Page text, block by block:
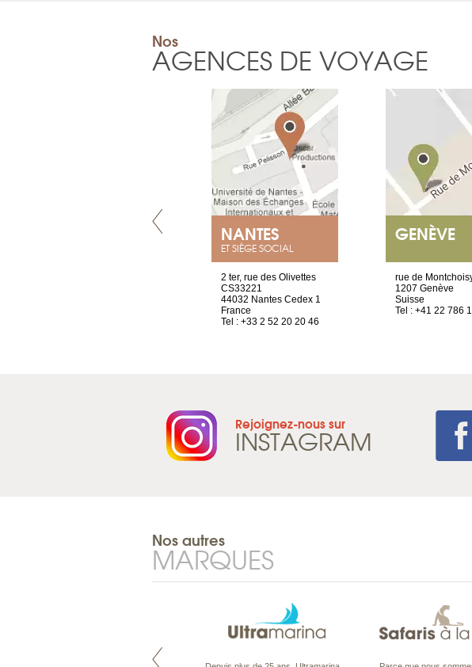
Nos
AGENCES DE VOYAGE
NANTES
ET SIÈGE SOCIAL
2 ter, rue des Olivettes
CS33221
44032 Nantes Cedex 1
France
Tel : +33 2 52 20 20 46
GENÈVE
rue de
1207 Genève
Suisse
Tel : +41 22 786
Rejoignez-nous sur
INSTAGRAM
Nos autres
MARQUES